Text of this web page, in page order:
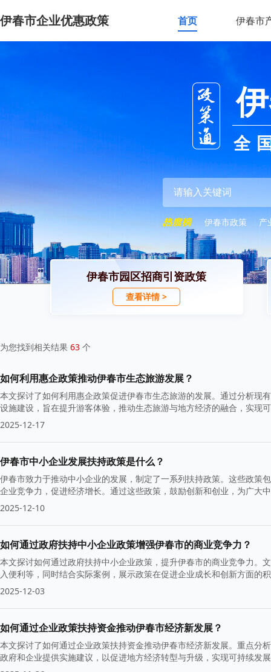
伊春市企业优惠政策 首页 伊春市
全
伊春市政策 产
伊春市园区招商引资政策
查看详情 >
为您找到相关结果 63 个
如何利用惠企政策推动伊春市生态旅游发展？
本文探讨了如何利用惠企政策促进伊春市生态旅游的发展。通过分析现
设施建设，旨在提升游客体验，推动生态旅游与地方经济的融合，实现
2025-12-17
伊春市中小企业发展扶持政策是什么？
伊春市致力于推动中小企业的发展，制定了一系列扶持政策。这些政策
企业竞争力，促进经济增长。通过这些政策，鼓励创新和创业，为广大
2025-12-10
如何通过政府扶持中小企业政策增强伊春市的商业竞争力？
本文探讨如何通过政府扶持中小企业政策，提升伊春市的商业竞争力。
入便利等，同时结合实际案例，展示政策在促进企业成长和创新方面的
2025-12-03
如何通过企业政策扶持资金推动伊春市经济新发展？
本文探讨了如何通过企业政策扶持资金推动伊春市经济新发展。重点分
政府和企业提供实施建议，以促进地方经济转型与升级，实现可持续发